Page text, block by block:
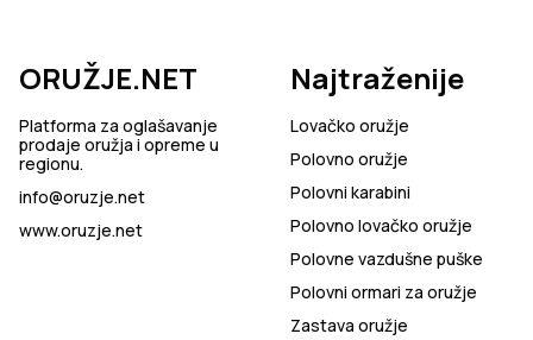
ORUŽJE.NET
Platforma za oglašavanje
prodaje oružja i opreme u
regionu.
info@oruzje.net
www.oruzje.net
Najtraženije
Lovačko oružje
Polovno oružje
Polovni karabini
Polovno lovačko oružje
Polovne vazdušne puške
Polovni ormari za oružje
Zastava oružje